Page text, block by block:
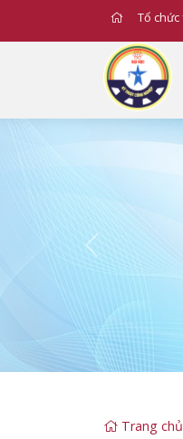
Tổ chức
Previous
Trang chủ